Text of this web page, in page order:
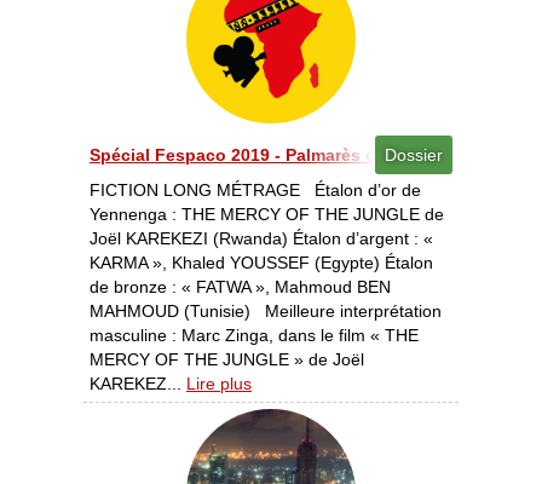
Dossier
Spécial Fespaco 2019 - Palmarès officiel de la 26e
FICTION LONG MÉTRAGE Étalon d’or de
Yennenga : THE MERCY OF THE JUNGLE de
Joël KAREKEZI (Rwanda) Étalon d’argent : «
KARMA », Khaled YOUSSEF (Egypte) Étalon
de bronze : « FATWA », Mahmoud BEN
MAHMOUD (Tunisie) Meilleure interprétation
masculine : Marc Zinga, dans le film « THE
MERCY OF THE JUNGLE » de Joël
KAREKEZ... Lire plus